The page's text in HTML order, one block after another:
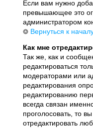
Если вам нужно
превышающее это
администратором
Вернуться к
Как мне
Так же, как и
редактироваться
модераторами или
редактирования
редактированию
всегда связан
проголосовать, то
отредактировать